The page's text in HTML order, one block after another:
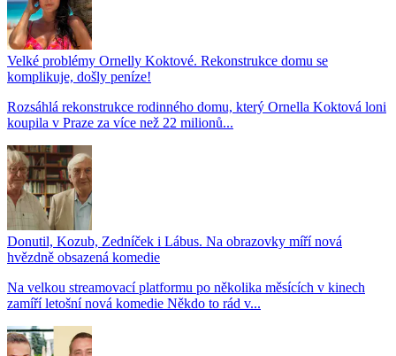
Velké problémy Ornelly Koktové. Rekonstrukce domu se
komplikuje, došly peníze!
Rozsáhlá rekonstrukce rodinného domu, který Ornella Koktová loni
koupila v Praze za více než 22 milionů...
Donutil, Kozub, Zedníček i Lábus. Na obrazovky míří nová
hvězdně obsazená komedie
Na velkou streamovací platformu po několika měsících v kinech
zamíří letošní nová komedie Někdo to rád v...